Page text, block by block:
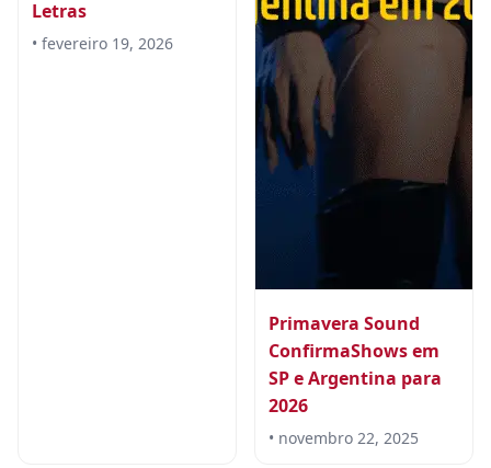
Letras
• fevereiro 19, 2026
Primavera Sound
ConfirmaShows em
SP e Argentina para
2026
• novembro 22, 2025